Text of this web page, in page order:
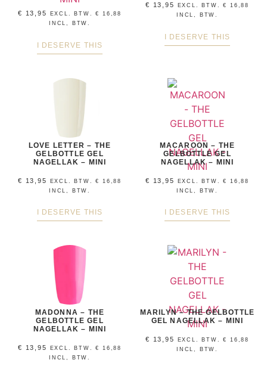
€ 13,95 EXCL. BTW.€
16,88
INCL, BTW.
I DESERVE THIS
€ 13,95 EXCL. BTW.€
16,88
INCL, BTW.
I DESERVE THIS
LOVE LETTER – THE
GELBOTTLE GEL
NAGELLAK – MINI
€ 13,95 EXCL. BTW.€
16,88
INCL, BTW.
I DESERVE THIS
MACAROON – THE
GELBOTTLE GEL
NAGELLAK – MINI
€ 13,95 EXCL. BTW.€
16,88
INCL, BTW.
I DESERVE THIS
MADONNA – THE
GELBOTTLE GEL
NAGELLAK – MINI
€ 13,95 EXCL. BTW.€
16,88
INCL, BTW.
MARILYN – THE GELBOTTLE
GEL NAGELLAK – MINI
€ 13,95 EXCL. BTW.€
16,88
INCL, BTW.